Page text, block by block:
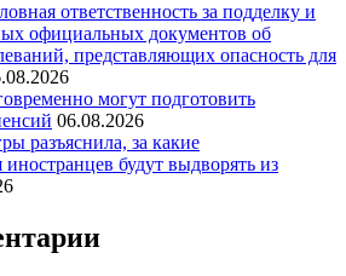
ответственность за подделку и
официальных документов об
представляющих опасность для
могут подготовить
06.08.2026
разъяснила, за какие
будут выдворять из